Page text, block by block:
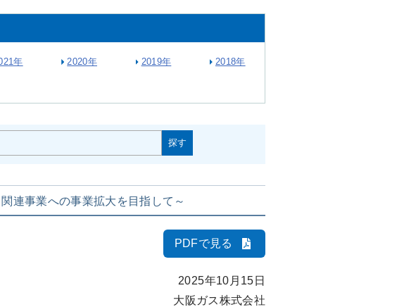
年 2020年 2019年 2018年
連事業への事業拡大を目指して～
PDFで見る
2025年10月15日
大阪ガス株式会社